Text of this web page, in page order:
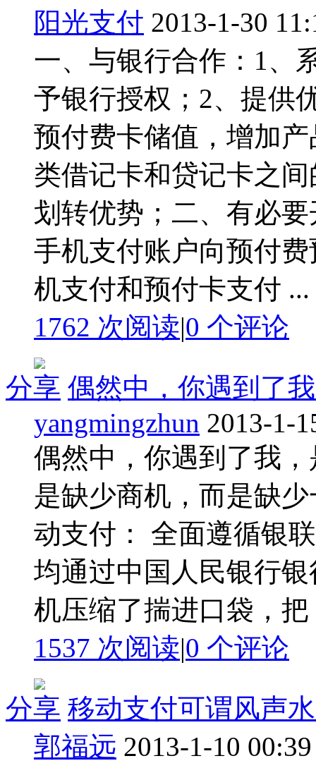
阳光支付 2013-1-30
一、与银行合作：1、
予银行授权；2、提供
预付费卡储值，增加
类借记卡和贷记卡之
划转优势；二、有必
手机支付账户向预付
机支付和预付卡支付 ...
1762 次阅读|0 个评论
分享 偶然中，你遇到了
yangmingzhun 2013-1-
偶然中，你遇到了我
是缺少商机，而是缺
动支付： 全面遵循银
均通过中国人民银行
机压缩了揣进口袋，把
1537 次阅读|0 个评论
分享 移动支付可谓风声
郭福远 2013-1-10 00:39